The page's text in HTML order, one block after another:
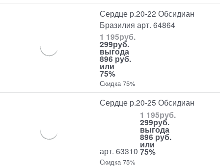
Сердце р.20-22 Обсидиан
Бразилия арт. 64864
1 195руб.
299руб.
выгода
896 руб.
или
75%
Скидка 75%
Сердце р.20-25 Обсидиан
арт. 63310
1 195руб.
299руб.
выгода
896 руб.
или
75%
Скидка 75%